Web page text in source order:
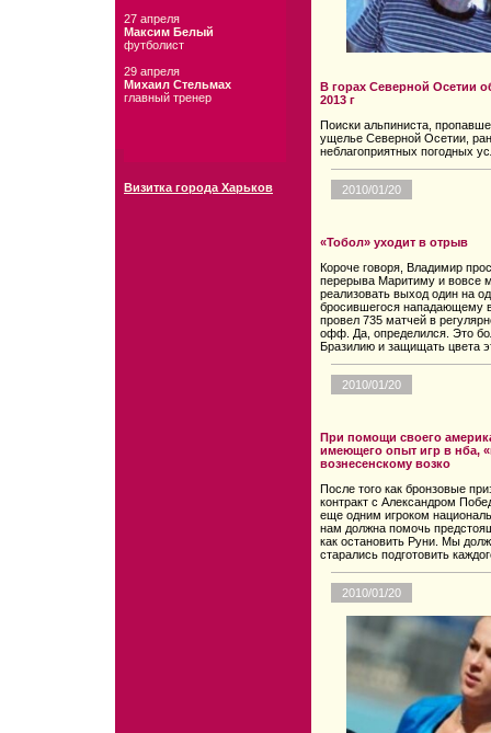
27 апреля
Максим Белый
футболист
29 апреля
Михаил Стельмах
главный тренер
Визитка города Харьков
В горах Северной Осетии
2013 г
Поиски альпиниста,
ущелье Северной Осетии,
неблагоприятных погодных
2010/01/20
«Тобол» уходит в отрыв
Короче говоря, Владимир
перерыва Маритиму и вовсе
реализовать выход один на
бросившегося нападающему
провел 735 матчей в
офф. Да, определился. Это
Бразилию и защищать цвета
2010/01/20
При помощи своего
имеющего опыт игр в нба,
вознесенскому возко
После того как бронзовые
контракт с Александром
еще одним игроком
нам должна помочь
как остановить Руни. Мы
старались подготовить
2010/01/20